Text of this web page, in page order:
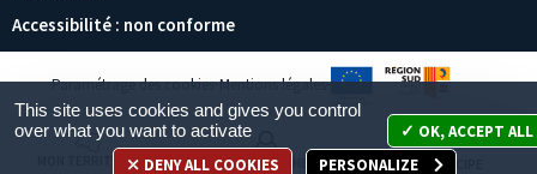
Accessibilité : non conforme
Paramétrage des cookies Mentions légales
MON TERRITOIRE MES DÉMARCHES JE PARTICIPE
This site uses cookies and gives you control
over what you want to activate
OK, ACCEPT ALL
DENY ALL COOKIES
PERSONALIZE